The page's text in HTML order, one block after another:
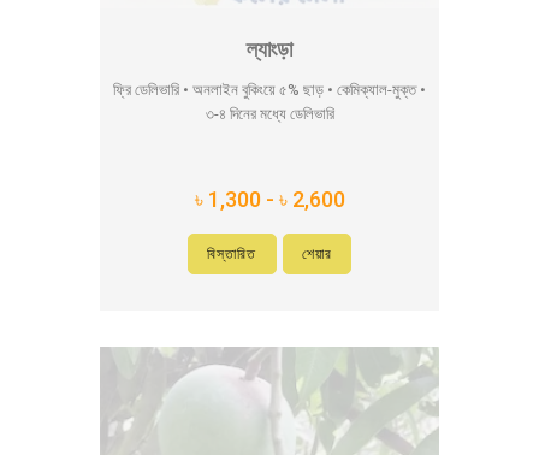
ল্যাংড়া
ফ্রি ডেলিভারি • অনলাইন বুকিংয়ে ৫% ছাড় • কেমিক্যাল-মুক্ত •
৩-৪ দিনের মধ্যে ডেলিভারি
৳ 1,300 - ৳ 2,600
বিস্তারিত শেয়ার